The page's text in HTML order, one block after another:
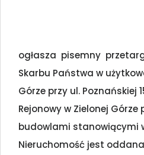
ogłasza pisemny
Skarbu Państwa w
Górze przy ul. Poznańskiej
Rejonowy w Zielonej
budowlami stanowiącymi
Nieruchomość jest